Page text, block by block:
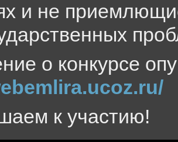
и не
о конкурсе
к участию!